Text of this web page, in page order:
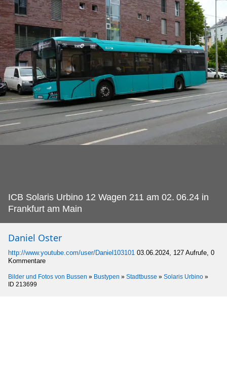
ICB Solaris Urbino 12 Wagen 211 am 02. 06.24 in
Frankfurt am Main
Daniel Oster
http://www.youtube.com/user/Daniel103101 03.06.2024, 127 Aufrufe, 0
Kommentare
Bilder und Fotos von Bussen » Bustypen » Stadtbusse » Solaris Urbino »
ID 213699